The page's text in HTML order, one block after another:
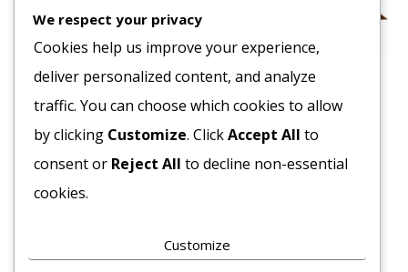
Fagy. Csirkecomb szórtás
200 g 1x12kg
1788Ft
Bruttó egység ár:ft/kg.
Fagy. Marha darálthús
5140Ft
Bruttó egység ár:ft/kg.
We respect your privacy
Cookies help us improve your experience,
deliver personalized content, and analyze
traffic. You can choose which cookies to allow
by clicking Customize. ClickAccept All to
consent or Reject All to decline non-essential
cookies.
Customize